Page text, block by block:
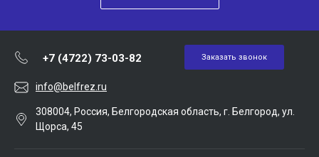
+7 (4722) 73-03-82 Заказать звонок
info@belfrez.ru
308004, Россия, Белгородская область, г. Белгород, ул.
Щорса, 45